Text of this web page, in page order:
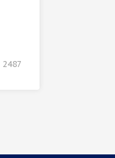
2487